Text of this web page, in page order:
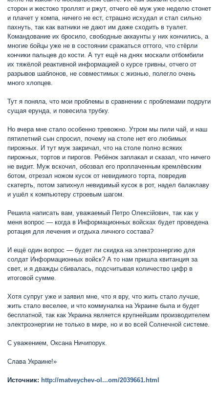
сторон и жестоко троллят и ржут, отчего её муж уже неделю стонет
и плачет у компа, ничего не ест, страшно исхудал и стал сильно
пахнуть, так как ватники не дают им даже сходить в туалет.
Командование их бросило, свободные аккаунты у них кончились, а
многие бойцы уже не в состоянии сражаться оттого, что стёрли
кончики пальцев до кости. А тут ещё на днях москали отбомбили
их тяжёлой реактивной информацией о курсе гривны, отчего от
разрывов шаблонов, не совместимых с жизнью, полегло очень
много хлопцев.
Тут я поняла, что мои проблемы в сравнении с проблемами подруги
сущая ерунда, и повесила трубку.
Но вчера мне стало особенно тревожно. Утром мы пили чай, и наш
пятилетний сын спросил, почему на столе нет его любимых
пирожных. И тут муж закричал, что на столе полно всяких
пирожных, тортов и пирогов. Ребёнок заплакал и сказал, что ничего
не видит. Муж вскочил, обозвал его проплаченным кремлёвским
ботом, отрезал ножом кусок от невидимого торта, повредив
скатерть, потом запихнул невидимый кусок в рот, надел балаклаву
и ушёл к компьютеру строевым шагом.
Решила написать вам, уважаемый Петро Олексійович, так как у
меня вопрос — когда в Информационных войсках будет проведена
ротация для лечения и отдыха личного состава?
И ещё один вопрос — будет ли скидка на электроэнергию для
солдат Информационных войск? А то нам пришла квитанция за
свет, и я дважды сбивалась, подсчитывая количество цифр в
итоговой сумме.
Хотя супруг уже и заявил мне, что я вру, что жить стало лучше,
жить стало веселее, и что коммуналка на Украине была и будет
бесплатной, так как Украина является крупнейшим производителем
электроэнергии не только в мире, но и во всей Солнечной системе.
С уважением, Оксана Ничипорук.
Слава Украине!»
Источник: http://matveychev-ol...om/2039661.html